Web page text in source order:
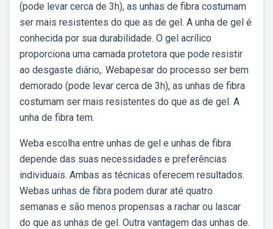
(pode levar cerca de 3h), as unhas de fibra costumam
ser mais resistentes do que as de gel. A unha de gel é
conhecida por sua durabilidade. O gel acrílico
proporciona uma camada protetora que pode resistir
ao desgaste diário,. Webapesar do processo ser bem
demorado (pode levar cerca de 3h), as unhas de fibra
costumam ser mais resistentes do que as de gel. A
unha de fibra tem.
Weba escolha entre unhas de gel e unhas de fibra
depende das suas necessidades e preferências
individuais. Ambas as técnicas oferecem resultados.
Webas unhas de fibra podem durar até quatro
semanas e são menos propensas a rachar ou lascar
do que as unhas de gel. Outra vantagem das unhas de.